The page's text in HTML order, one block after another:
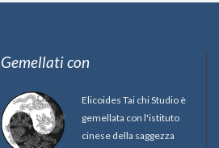
Gemellati con
Elicoides Tai chi Studio è
gemellata con l'istituto
cinese della saggezza